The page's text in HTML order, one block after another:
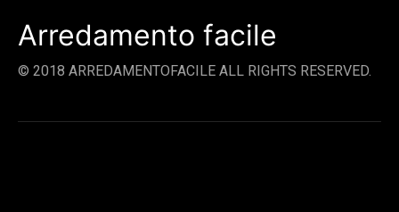
Arredamento facile
© 2018 ARREDAMENTOFACILE ALL RIGHTS RESERVED.